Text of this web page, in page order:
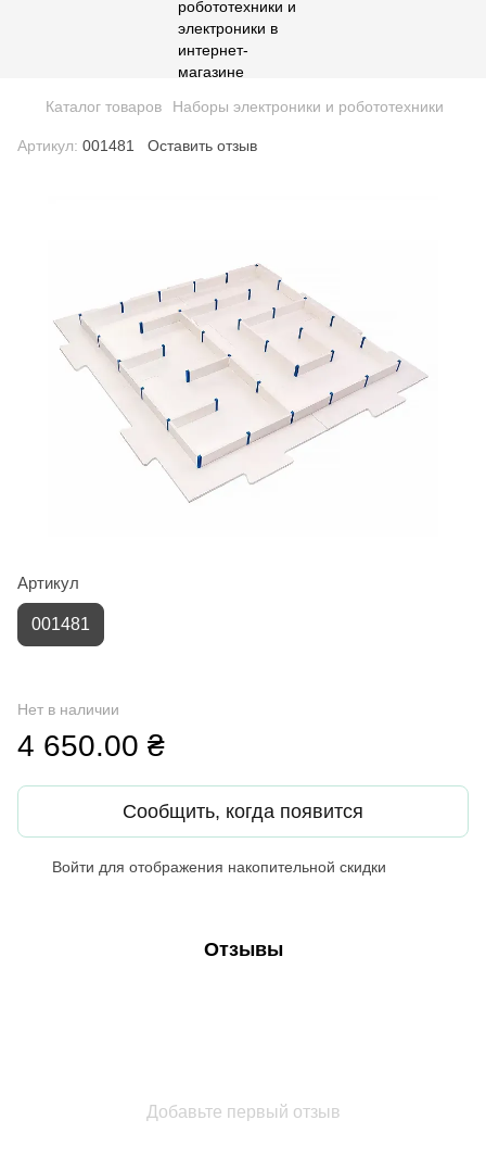
Каталог товаров Наборы электроники и робототехники
Артикул: 001481 Оставить отзыв
Артикул
001481
Нет в наличии
4 650.00 ₴
Сообщить, когда появится
Войти для отображения накопительной скидки
Отзывы
Добавьте первый отзыв